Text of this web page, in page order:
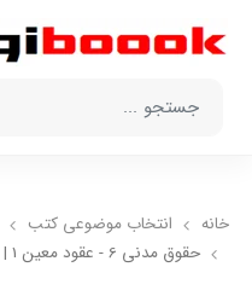
خانه انتخاب​ موضوعي​ کتب
حقوق مدنی 6 - عقود معین 1 | شهیدی